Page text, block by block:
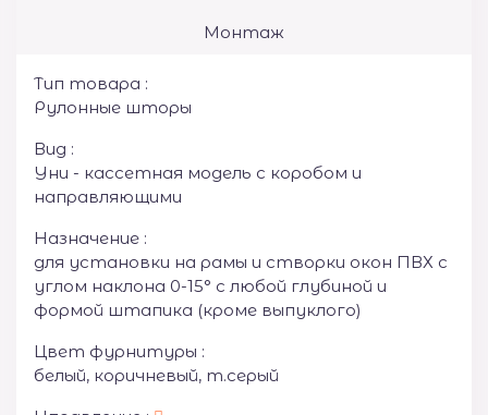
Монтаж
Тип товара :
Рулонные шторы
Вид :
Уни - кассетная модель с коробом и
направляющими
Назначение :
для установки на рамы и створки окон ПВХ с
углом наклона 0-15° с любой глубиной и
формой штапика (кроме выпуклого)
Цвет фурнитуры :
белый, коричневый, т.серый